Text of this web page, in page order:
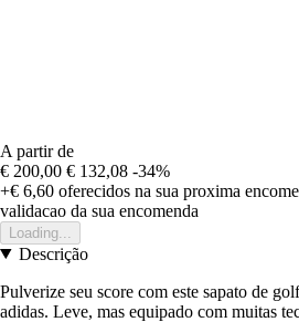
A partir de
€ 200,00 € 132,08 -34%
+€ 6,60 oferecidos na sua proxima
validacao da sua encomenda
Loading...
Descrição
Pulverize seu score com este sapato de
adidas. Leve, mas equipado com muitas